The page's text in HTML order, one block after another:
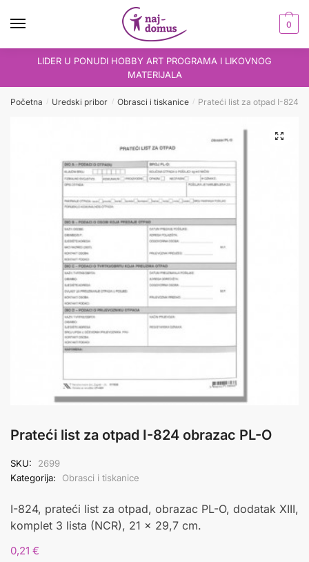
0
LIDER U PONUDI HOBBY ART PROGRAMA I LIKOVNOG
MATERIJALA
Početna / Uredski pribor / Obrasci i tiskanice / Prateći list za otpad I-824
Prateći list za otpad I-824 obrazac PL-O
SKU:
2699
Kategorija:
Obrasci i tiskanice
I-824, prateći list za otpad, obrazac PL-O, dodatak XIII,
komplet 3 lista (NCR), 21 x 29,7 cm.
0,21 €